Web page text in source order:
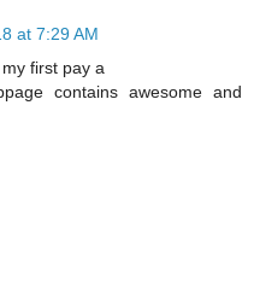
at 7:29 AM
first pay a
contains awesome and